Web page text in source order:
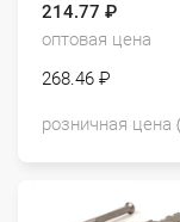
214.77 ₽
оптовая цена
268.46 ₽
розничная цена